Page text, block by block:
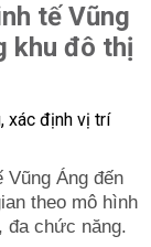
tế Vũng
khu đô thị
Vũng Áng đến
theo mô hình
đa chức năng.